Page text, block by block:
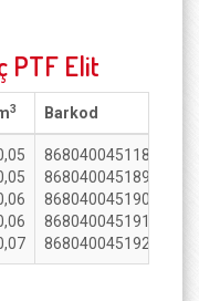
PTF Elit
3 Barkod
8680400451180
8680400451897
8680400451903
8680400451910
8680400451927